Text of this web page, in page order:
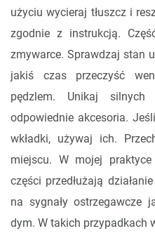
użyciu wycieraj tłuszcz i
zgodnie z instrukcją.
zmywarce. Sprawdzaj stan
jakiś czas przeczyść
pędzlem. Unikaj silnych
odpowiednie akcesoria.
wkładki, używaj ich.
miejscu. W mojej
części przedłużają
na sygnały ostrzegawcze
dym. W takich przypadkach